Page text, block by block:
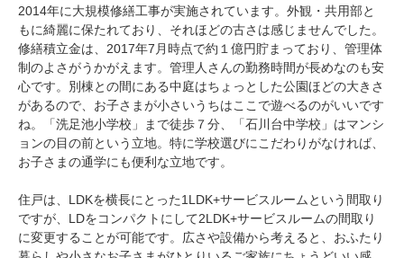
2014年に大規模修繕工事が実施されています。外観・共用部と
もに綺麗に保たれており、それほどの古さは感じませんでした。
修繕積立金は、2017年7月時点で約１億円貯まっており、管理体
制のよさがうかがえます。管理人さんの勤務時間が長めなのも安
心です。 別棟との間にある中庭はちょっとした公園ほどの大きさ
があるので、お子さまが小さいうちはここで遊べるのがいいです
ね。「洗足池小学校」まで徒歩７分、「石川台中学校」はマンシ
ョンの目の前という立地。特に学校選びにこだわりがなければ、
お子さまの通学にも便利な立地です。
住戸は、LDKを横長にとった1LDK+サービスルームという間取り
ですが、LDをコンパクトにして2LDK+サービスルームの間取り
に変更することが可能です。広さや設備から考えると、おふたり